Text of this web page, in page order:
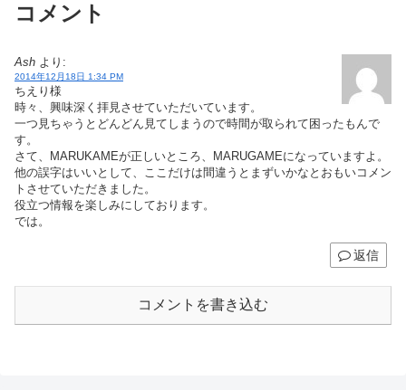
コメント
Ash より:
2014年12月18日 1:34 PM
ちえり様
時々、興味深く拝見させていただいています。
一つ見ちゃうとどんどん見てしまうので時間が取られて困ったもんで
す。
さて、MARUKAMEが正しいところ、MARUGAMEになっていますよ。
他の誤字はいいとして、ここだけは間違うとまずいかなとおもいコメン
トさせていただきました。
役立つ情報を楽しみにしております。
では。
返信
コメントを書き込む